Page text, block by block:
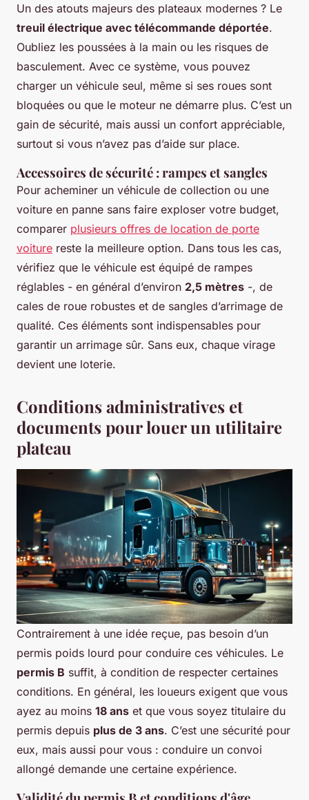
Un des atouts majeurs des plateaux modernes ? Le
treuil électrique avec télécommande déportée.
Oubliez les poussées à la main ou les risques de
basculement. Avec ce système, vous pouvez
charger un véhicule seul, même si ses roues sont
bloquées ou que le moteur ne démarre plus. C’est un
gain de sécurité, mais aussi un confort appréciable,
surtout si vous n’avez pas d’aide sur place.
Accessoires de sécurité : rampes et sangles
Pour acheminer un véhicule de collection ou une
voiture en panne sans faire exploser votre budget,
comparer plusieurs offres de location de porte
voiture reste la meilleure option. Dans tous les cas,
vérifiez que le véhicule est équipé de rampes
réglables - en général d’environ 2,5 mètres -, de
cales de roue robustes et de sangles d’arrimage de
qualité. Ces éléments sont indispensables pour
garantir un arrimage sûr. Sans eux, chaque virage
devient une loterie.
Conditions administratives et
documents pour louer un utilitaire
plateau
Contrairement à une idée reçue, pas besoin d’un
permis poids lourd pour conduire ces véhicules. Le
permis B suffit, à condition de respecter certaines
conditions. En général, les loueurs exigent que vous
ayez au moins 18 ans et que vous soyez titulaire du
permis depuis plus de 3 ans. C’est une sécurité pour
eux, mais aussi pour vous : conduire un convoi
allongé demande une certaine expérience.